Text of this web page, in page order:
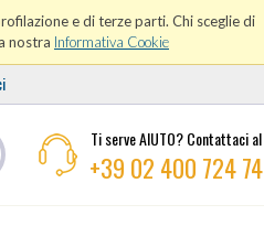
e di terze parti. Chi sceglie di
nostra Informativa Cookie
Ti serve AIUTO? Contattaci al
+39 02 400 724 74